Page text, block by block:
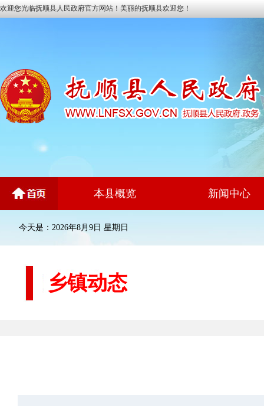
欢迎您光临抚顺县人民政府官方网站！美丽的抚顺县欢迎您！
本县概览 新闻中心
今天是：2026年8月9日 星期日
乡镇动态